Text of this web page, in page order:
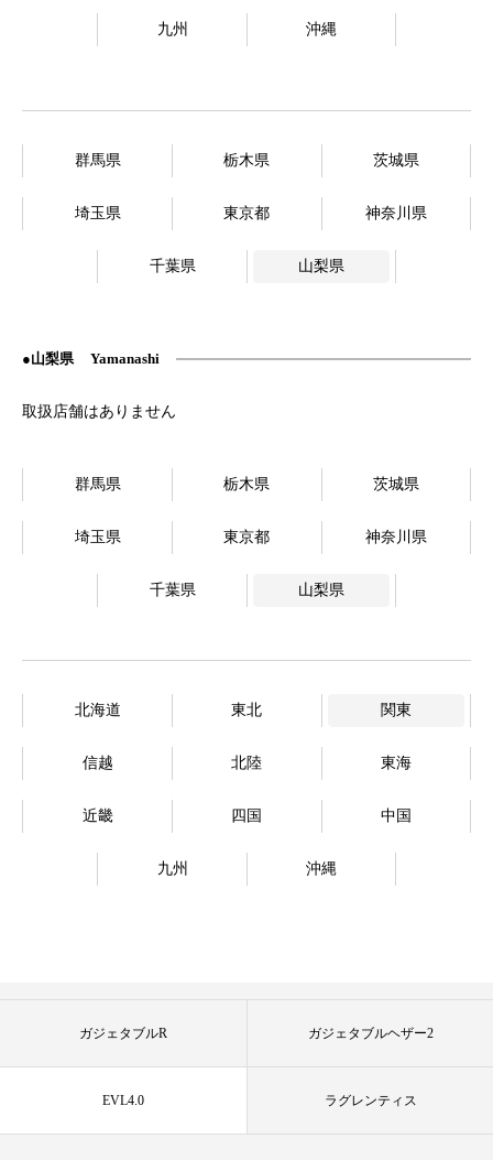
九州 沖縄
群馬県 栃木県 茨城県
埼玉県 東京都 神奈川県
千葉県 山梨県
山梨県 Yamanashi
群馬県 栃木県 茨城県
埼玉県 東京都 神奈川県
千葉県 山梨県
北海道 東北 関東
信越 北陸 東海
近畿 四国 中国
九州 沖縄
ガジェタブルR ガジェタブルヘザー2
EVL4.0 ラグレンティス